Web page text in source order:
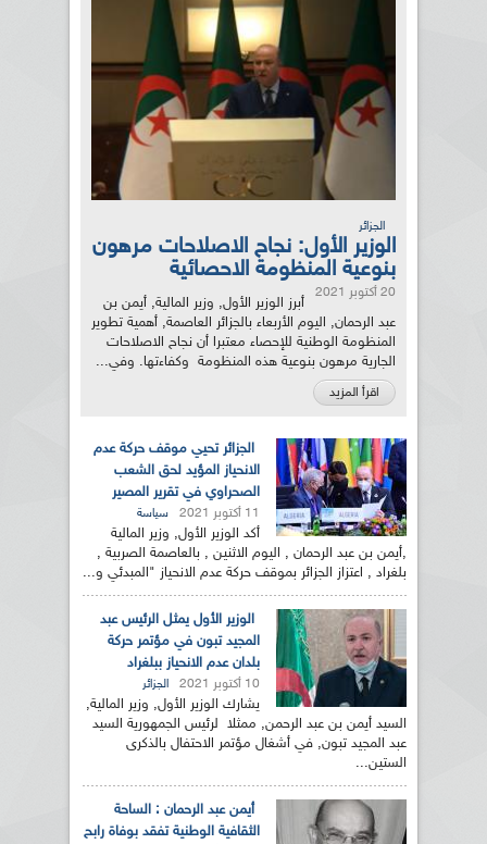
الجزائر
الوزير الأول: نجاح الاصلاحات مرهون
بنوعية المنظومة الاحصائية
20 أكتوبر 2021
أبرز الوزير الأول, وزير المالية, أيمن بن
عبد الرحمان, اليوم الأربعاء بالجزائر العاصمة, أهمية تطوير
المنظومة الوطنية للإحصاء معتبرا أن نجاح الاصلاحات
الجارية مرهون بنوعية هذه المنظومة وكفاءتها. وفي...
اقرأ المزيد
الجزائر تحيي موقف حركة عدم
الانحياز المؤيد لحق الشعب
الصحراوي في تقرير المصير
11 أكتوبر 2021 سياسة
أكد الوزير الأول, وزير المالية
,أيمن بن عبد الرحمان , اليوم الاثنين , بالعاصمة الصربية ,
بلغراد , اعتزاز الجزائر بموقف حركة عدم الانحياز "المبدئي و...
الوزير الأول يمثل الرئيس عبد
المجيد تبون في مؤتمر حركة
بلدان عدم الانحياز ببلغراد
10 أكتوبر 2021 الجزائر
يشارك الوزير الأول, وزير المالية,
السيد أيمن بن عبد الرحمن, ممثلا لرئيس الجمهورية السيد
عبد المجيد تبون, في أشغال مؤتمر الاحتفال بالذكرى
الستين...
أيمن عبد الرحمان : الساحة
الثقافية الوطنية تفقد بوفاة رابح